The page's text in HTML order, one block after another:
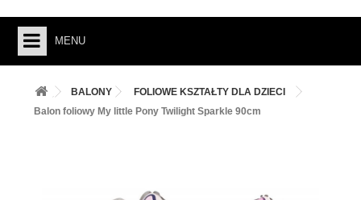
MENU
PIECZENIE
BALONY
FOLIOWE KSZTAŁTY DLA DZIECI
Balon foliowy My little Pony Twilight Sparkle 90cm